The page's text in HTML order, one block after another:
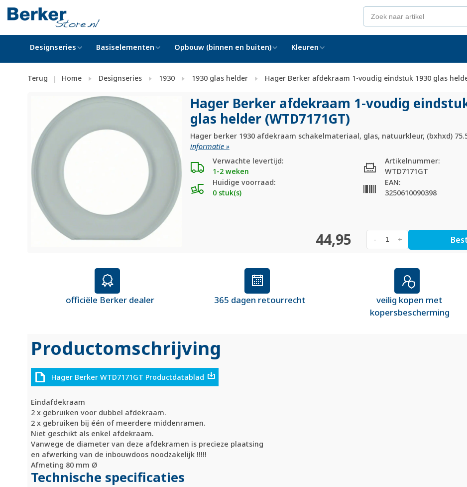
Designseries Basiselementen Opbouw (binnen en buiten) Kleuren
Terug | Home Designseries 1930 1930 glas helder Hager Berker afdekraam 1-voudig eindstuk 1930 glas
Hager Berker afdekraam 1-voudig
glas helder (WTD7171GT)
Hager berker 1930 afdekraam schakelmateriaal, glas, natuurkleur, (bxhxd)
informatie »
Verwachte levertijd:
1-2 weken
Huidige voorraad:
0 stuk(s)
Artikelnummer:
WTD7171GT
EAN:
3250610090398
44,95 +
-
officiële Berker dealer 365 dagen retourrecht
veilig kopen met
kopersbescherming
Productomschrijving
Hager Berker WTD7171GT Productdatablad
Eindafdekraam
2 x gebruiken voor dubbel afdekraam.
2 x gebruiken bij één of meerdere middenramen.
Niet geschikt als enkel afdekraam.
Vanwege de diameter van deze afdekramen is precieze plaatsing
en afwerking van de inbouwdoos noodzakelijk !!!!!
Afmeting 80 mm Ø
Technische specificaties